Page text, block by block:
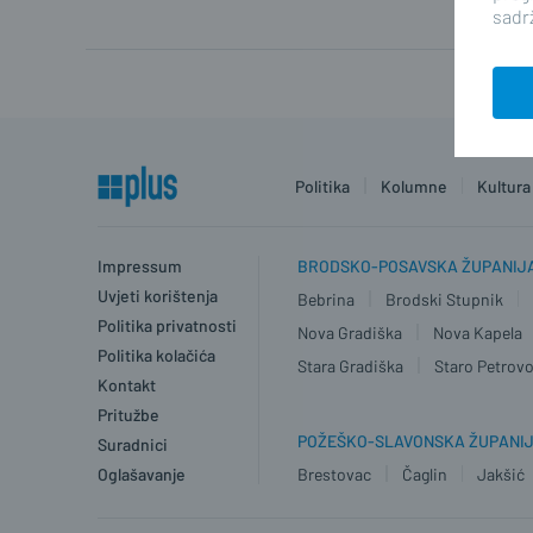
Politika Kolumne Kultura
Impressum
Uvjeti korištenja
Politika privatnosti
Politika kolačića
Kontakt
Pritužbe
Suradnici
Oglašavanje
BRODSKO-POSAVSKA
Bebrina
Brodski Stupnik
Nova Gradiška
Nova Kapela
Stara Gradiška
Staro
POŽEŠKO-SLAVONSKA
Brestovac
Čaglin Jakšić